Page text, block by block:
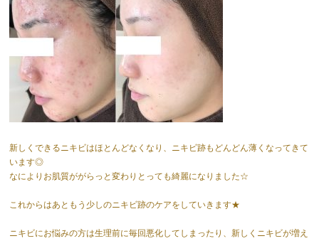
新しくできるニキビはほとんどなくなり、ニキビ跡もどんどん薄くなってきて
います◎
なによりお肌質ががらっと変わりとっても綺麗になりました☆
これからはあともう少しのニキビ跡のケアをしていきます★
ニキビにお悩みの方は生理前に毎回悪化してしまったり、新しくニキビが増え